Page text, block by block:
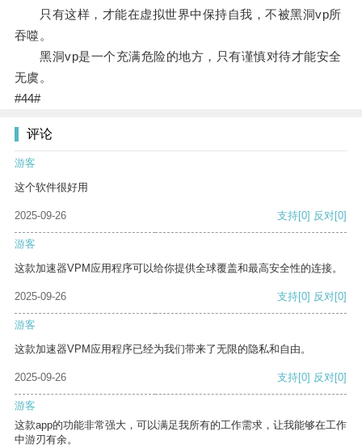
只有这样，才能在虚拟世界中保持自我，不被黑洞vp所
吞噬。
黑洞vp是一个充满危险的地方，只有谨慎对待才能安全
无虞。
#44#
评论
游客
这个软件很好用
2025-09-26 支持[0] 反对[0]
游客
这款加速器VPM应用程序可以给你提供全球覆盖和最高安全性的连接。
2025-09-26 支持[0] 反对[0]
游客
这款加速器VPM应用程序已经为我们带来了无限的隐私和自由。
2025-09-26 支持[0] 反对[0]
游客
这款app的功能非常强大，可以满足我所有的工作需求，让我能够在工作
中游刃有余。